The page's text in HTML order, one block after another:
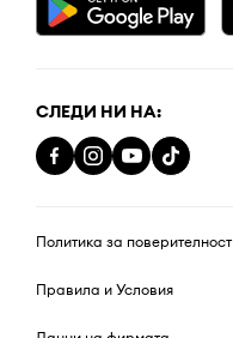
СЛЕДИ НИ НА:
Политика за поверителност
Правила и Условия